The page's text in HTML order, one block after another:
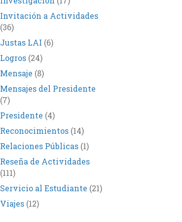
Invitación a Actividades
(36)
Justas LAI (6)
Logros(24)
Mensaje (8)
Mensajes del Presidente
(7)
Presidente (4)
Reconocimientos(14)
Relaciones Públicas(1)
Reseña de Actividades
(111)
Servicio al Estudiante (21)
Viajes(12)